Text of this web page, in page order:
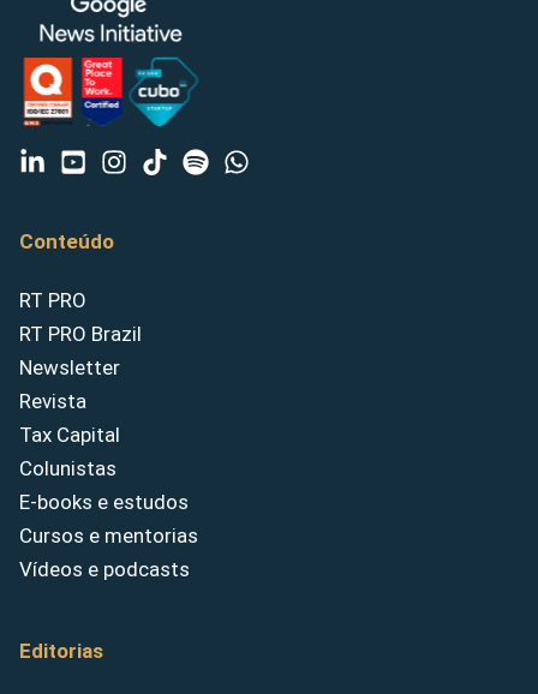
Conteúdo
RT PRO
RT PRO Brazil
Newsletter
Revista
Tax Capital
Colunistas
E-books e estudos
Cursos e mentorias
Vídeos e podcasts
Editorias